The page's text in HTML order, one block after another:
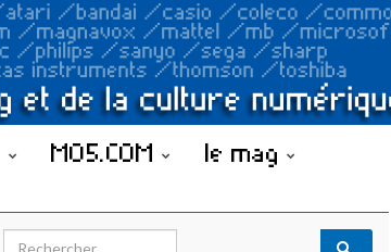
MO5.COM le mag
Search for: